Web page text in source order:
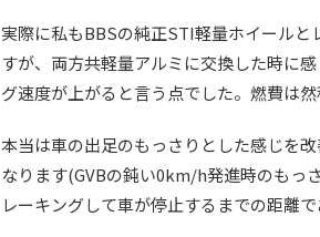
実際に私もBBSの純正STI軽量ホイールと
すが、両方共軽量アルミに交換した時に
グ速度が上がると言う点でした。燃費は然
本当は車の出足のもっさりとした感じを
なります(GVBの鈍い0km/h発進時のもっ
レーキングして車が停止するまでの距離